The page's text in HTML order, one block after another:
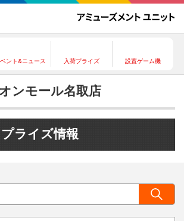
ント&ニュース 入荷プライズ 設置ゲーム機
ンモール名取店
ライズ情報